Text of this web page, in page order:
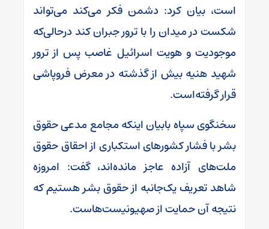
است، بیان کرد: دشمن فکر می‌کند می‌تواند
شکست در میدان را با ترور جبران کند درحالی‌که
موجودیت و هویت اسرائیل غاصب پس از ترور
شهید هنیه بیش از گذشته در معرض فروپاشی
قرار گرفته‌است.
سخنگوی سپاه بابیان اینکه مجامع مدعی حقوق
بشر با فشار کشور‌های استکباری از احقاق حقوق
ملت‌های آزاده عاجز مانده‌اند، گفت: امروزه
شاهد تعریف یک‌جانبه از حقوق بشر هستیم که
نتیجه آن حمایت از صهیونیست‌هاست.